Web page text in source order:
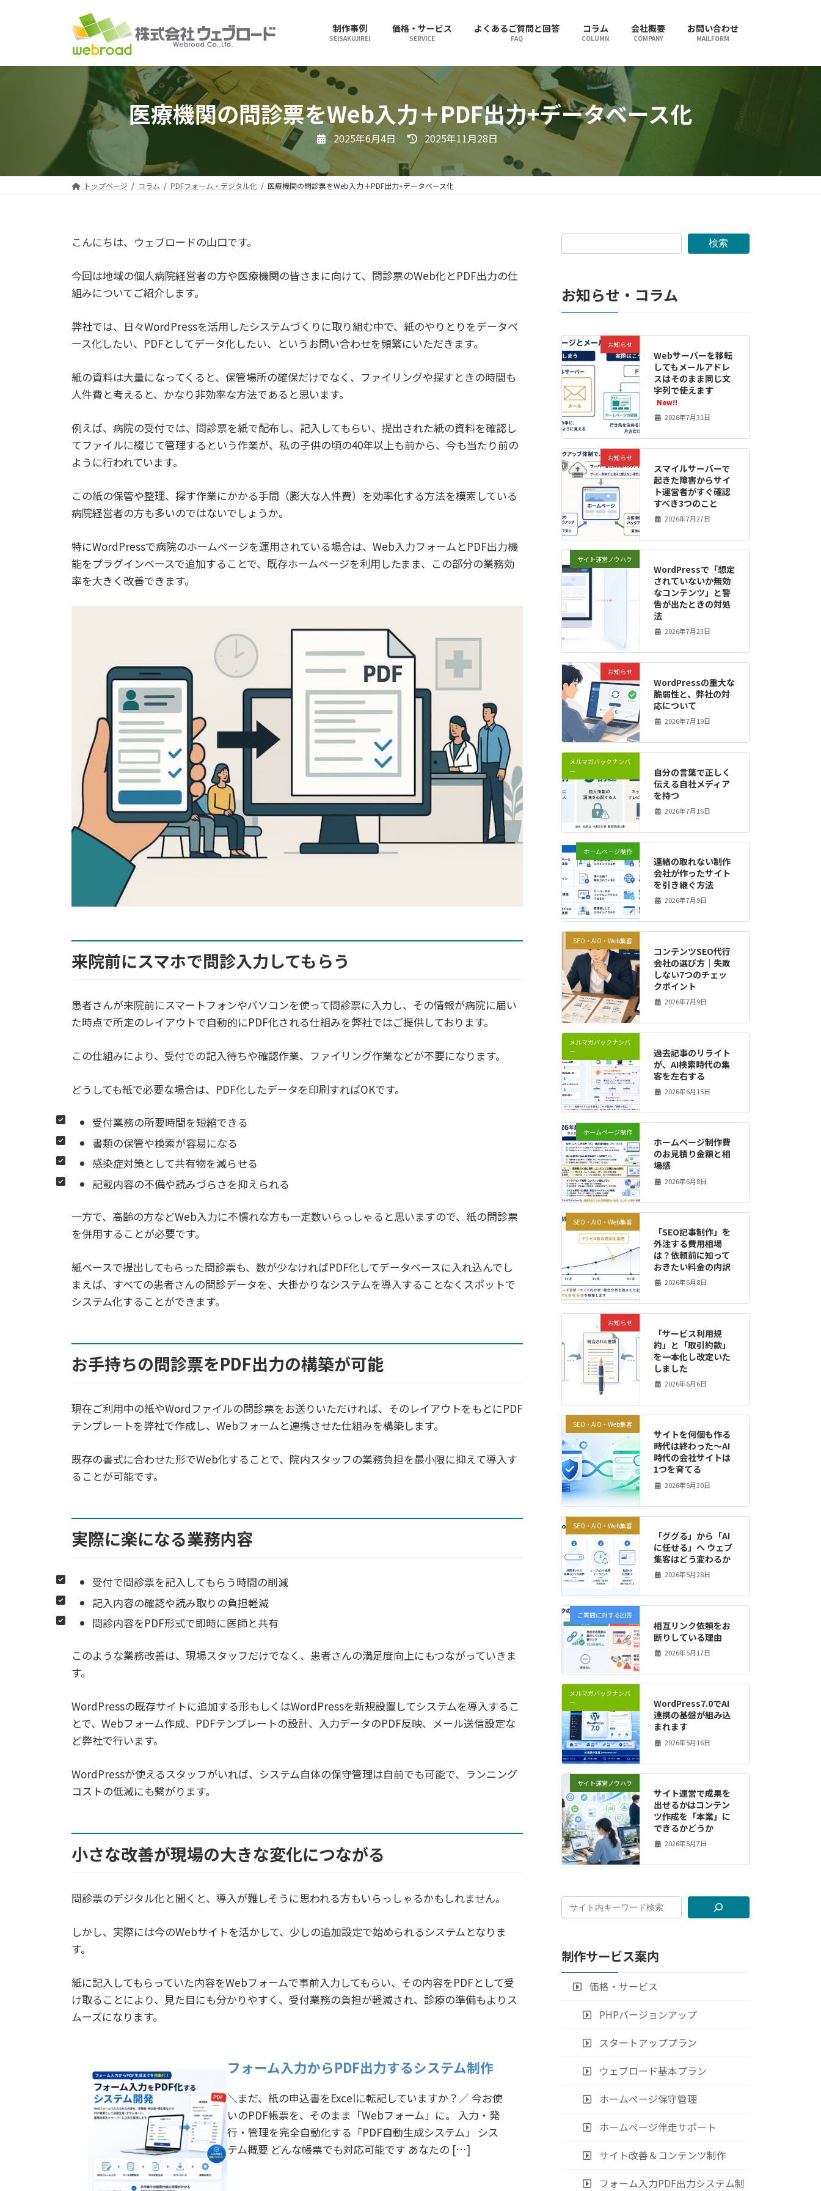
ツ
シ
制作事例
SEISAKUJIREI
価格・サービス
SERVICE
よくあるご質問と回答
FAQ
コラム
COLUMN
会社概要
COMPANY
お問い合わせ
MAILFORM
医療機関の問診票をWeb入力＋PDF出力+データベース化
2025年6月4日 最
終
新
日
時
2025年11月28日
トップページ コラム PDFフォーム・デジタル化 医療機関の問診票をWeb入力＋PDF出力+データベース化
こんにちは、ウェブロードの山口です。
今回は地域の個人病院経営者の方や医療機関の皆さまに向けて、問診票のWeb化とPDF出力の仕
組みについてご紹介します。
弊社では、日々WordPressを活用したシステムづくりに取り組む中で、紙のやりとりをデータベ
ース化したい、PDFとしてデータ化したい、というお問い合わせを頻繁にいただきます。
紙の資料は大量になってくると、保管場所の確保だけでなく、ファイリングや探すときの時間も
人件費と考えると、かなり非効率な方法であると思います。
例えば、病院の受付では、問診票を紙で配布し、記入してもらい、提出された紙の資料を確認し
てファイルに綴じて管理するという作業が、私の子供の頃の40年以上も前から、今も当たり前の
ように行われています。
この紙の保管や整理、探す作業にかかる手間（膨大な人件費）を効率化する方法を模索している
病院経営者の方も多いのではないでしょうか。
特にWordPressで病院のホームページを運用されている場合は、Web入力フォームとPDF出力機
能をプラグインベースで追加することで、既存ホームページを利用したまま、この部分の業務効
率を大きく改善できます。
来院前にスマホで問診入力してもらう
患者さんが来院前にスマートフォンやパソコンを使って問診票に入力し、その情報が病院に届い
た時点で所定のレイアウトで自動的にPDF化される仕組みを弊社ではご提供しております。
この仕組みにより、受付での記入待ちや確認作業、ファイリング作業などが不要になります。
どうしても紙で必要な場合は、PDF化したデータを印刷すればOKです。
受付業務の所要時間を短縮できる
書類の保管や検索が容易になる
感染症対策として共有物を減らせる
記載内容の不備や読みづらさを抑えられる
一方で、高齢の方などWeb入力に不慣れな方も一定数いらっしゃると思いますので、紙の問診票
を併用することが必要です。
紙ベースで提出してもらった問診票も、数が少なければPDF化してデータベースに入れ込んでし
まえば、すべての患者さんの問診データを、大掛かりなシステムを導入することなくスポットで
システム化することができます。
お手持ちの問診票をPDF出力の構築が可能
現在ご利用中の紙やWordファイルの問診票をお送りいただければ、そのレイアウトをもとにPDF
テンプレートを弊社で作成し、Webフォームと連携させた仕組みを構築します。
既存の書式に合わせた形でWeb化することで、院内スタッフの業務負担を最小限に抑えて導入す
ることが可能です。
実際に楽になる業務内容
受付で問診票を記入してもらう時間の削減
記入内容の確認や読み取りの負担軽減
問診内容をPDF形式で即時に医師と共有
このような業務改善は、現場スタッフだけでなく、患者さんの満足度向上にもつながっていきま
す。
WordPressの既存サイトに追加する形もしくはWordPressを新規設置してシステムを導入するこ
とで、Webフォーム作成、PDFテンプレートの設計、入力データのPDF反映、メール送信設定な
ど弊社で行います。
WordPressが使えるスタッフがいれば、システム自体の保守管理は自前でも可能で、ランニング
コストの低減にも繋がります。
小さな改善が現場の大きな変化につながる
問診票のデジタル化と聞くと、導入が難しそうに思われる方もいらっしゃるかもしれません。
しかし、実際には今のWebサイトを活かして、少しの追加設定で始められるシステムとなりま
す。
紙に記入してもらっていた内容をWebフォームで事前入力してもらい、その内容をPDFとして受
け取ることにより、見た目にも分かりやすく、受付業務の負担が軽減され、診療の準備もよりス
ムーズになります。
フォーム入力からPDF出力するシステム制作
＼まだ、紙の申込書をExcelに転記していますか？／ 今お使
いのPDF帳票を、そのまま「Webフォーム」に。 入力・発
行・管理を完全自動化する「PDF自動生成システム」 シス
テム概要 どんな帳票でも対応可能です あなたの […]
検索
お知らせ・コラム
お知らせ
Webサーバーを移転
してもメールアドレ
スはそのまま同じ文
字列で使えます
New!!
2026年7月31日
お知らせ
スマイルサーバーで
起きた障害からサイ
ト運営者がすぐ確認
すべき3つのこと
2026年7月27日
サイト運営ノウハウ
WordPressで「想定
されていないか無効
なコンテンツ」と警
告が出たときの対処
法
2026年7月23日
お知らせ
WordPressの重大な
脆弱性と、弊社の対
応について
2026年7月19日
メルマガバックナンバ
ー
自分の言葉で正しく
伝える自社メディア
を持つ
2026年7月16日
ホームページ制作
連絡の取れない制作
会社が作ったサイト
を引き継ぐ方法
2026年7月9日
SEO・AIO・Web集客
コンテンツSEO代行
会社の選び方｜失敗
しない7つのチェッ
クポイント
2026年7月9日
メルマガバックナンバ
ー
過去記事のリライト
が、AI検索時代の集
客を左右する
2026年6月15日
ホームページ制作
ホームページ制作費
のお見積り金額と相
場感
2026年6月8日
SEO・AIO・Web集客
「SEO記事制作」を
外注する費用相場
は？依頼前に知って
おきたい料金の内訳
2026年6月8日
お知らせ
「サービス利用規
約」と「取引約款」
を一本化し改定いた
しました
2026年6月6日
SEO・AIO・Web集客
サイトを何個も作る
時代は終わった～AI
時代の会社サイトは
1つを育てる
2026年5月30日
SEO・AIO・Web集客
「ググる」から「AI
に任せる」へ ウェブ
集客はどう変わるか
2026年5月28日
ご質問に対する回答
相互リンク依頼をお
断りしている理由
2026年5月17日
メルマガバックナンバ
ー
WordPress7.0でAI
連携の基盤が組み込
まれます
2026年5月16日
サイト運営ノウハウ
サイト運営で成果を
出せるかはコンテン
ツ作成を「本業」に
できるかどうか
2026年5月7日
制作サービス案内
価格・サービス
PHPバージョンアップ
スタートアッププラン
ウェブロード基本プラン
ホームページ保守管理
ホームページ伴走サポート
サイト改善＆コンテンツ制作
フォーム入力PDF出力システム制